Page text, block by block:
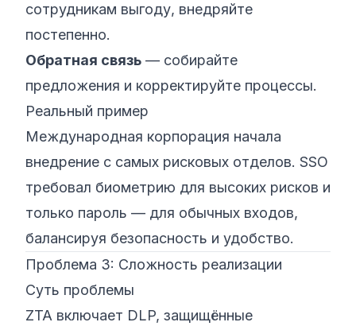
сотрудникам выгоду, внедряйте
постепенно.
Обратная связь — собирайте
предложения и корректируйте процессы.
Реальный пример
Международная корпорация начала
внедрение с самых рисковых отделов. SSO
требовал биометрию для высоких рисков и
только пароль — для обычных входов,
балансируя безопасность и удобство.
Проблема 3: Сложность реализации
Суть проблемы
ZTA включает DLP, защищённые